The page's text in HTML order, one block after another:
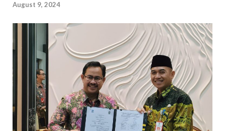
August 9, 2024